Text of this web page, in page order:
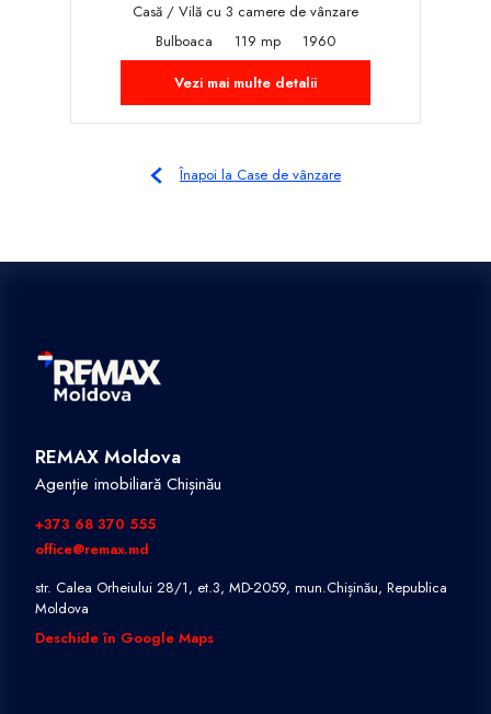
Casă / Vilă cu 3 camere de vânzare
Bulboaca
119 mp
1960
Vezi mai multe detalii
Înapoi la Case de vânzare
REMAX Moldova
Agenție imobiliară Chișinău
+373 68 370 555
office@remax.md
str. Calea Orheiului 28/1, et.3, MD-2059, mun.Chișinău, Republica
Moldova
Deschide în Google Maps